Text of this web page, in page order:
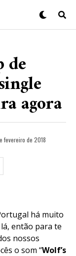
de
agora
fevereiro de 2018
há muito
então para te
nossos
o som “Wolf’s